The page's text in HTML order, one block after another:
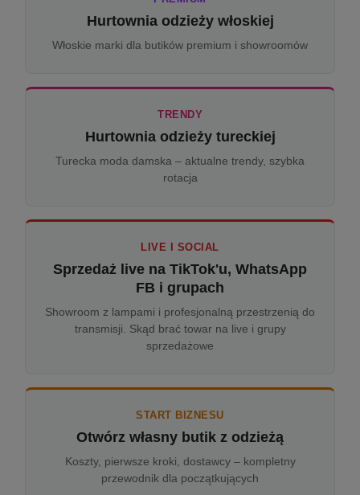
Hurtownia odzieży włoskiej
Włoskie marki dla butików premium i showroomów
TRENDY
Hurtownia odzieży tureckiej
Turecka moda damska – aktualne trendy, szybka
rotacja
LIVE I SOCIAL
Sprzedaż live na TikTok'u, WhatsApp
FB i grupach
Showroom z lampami i profesjonalną przestrzenią do
transmisji. Skąd brać towar na live i grupy
sprzedażowe
START BIZNESU
Otwórz własny butik z odzieżą
Koszty, pierwsze kroki, dostawcy – kompletny
przewodnik dla początkujących